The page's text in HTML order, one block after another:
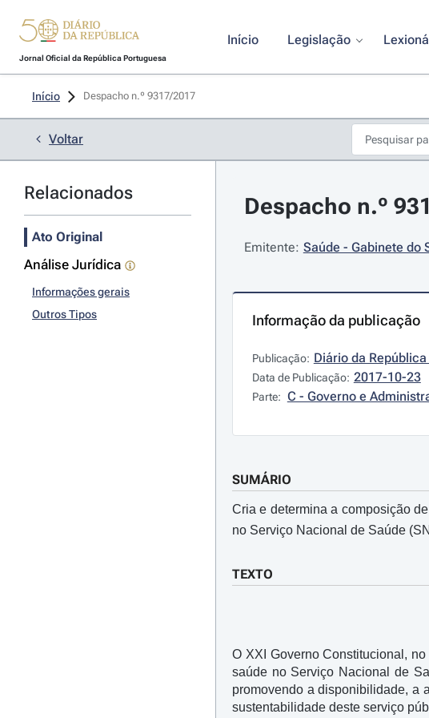
Jornal Oficial da República Portuguesa
Início Legislação
Início Despacho n.º 9317/2017
Voltar
Relacionados
Ato Original
Análise Jurídica
Informações gerais
Outros Tipos
Despacho n.º
Emitente: Saúde - Gabinete do
Informação da publicação
Publicação: Diário da
Data de Publicação: 2017-10-23
Parte: C - Governo e
SUMÁRIO
Cria e determina a composição
no Serviço Nacional de Saúde
TEXTO
O XXI Governo Constitucional,
saúde no Serviço Nacional de
promovendo a disponibilidade, a
sustentabilidade deste serviço